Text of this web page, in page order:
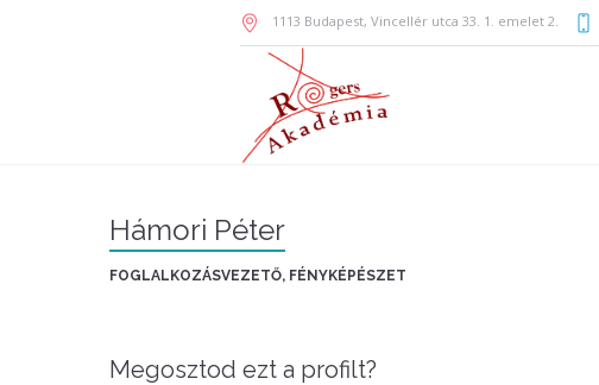
1113 Budapest, Vincellér utca 33. 1. emelet 2.
Hámori Péter
FOGLALKOZÁSVEZETŐ, FÉNYKÉPÉSZET
Megosztod ezt a profilt?